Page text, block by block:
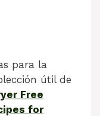
para la
útil de
Free
for